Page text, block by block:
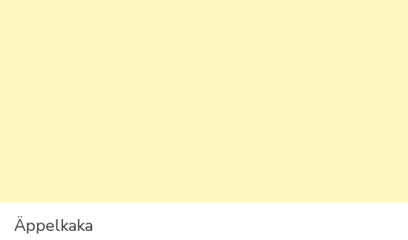
Äppelkaka